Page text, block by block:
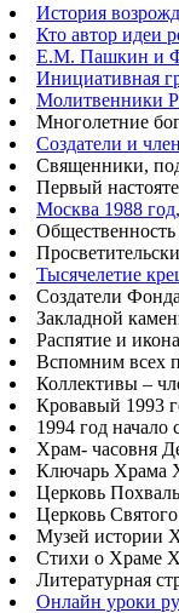
История
Кто автор идеи
Е.М. Пашкин и
Инициативная
Молитвенники
Многолетние
Создатели и
Священники,
Первый
Москва 1988
Тысячелетие
Создатели
Закладной
Распятие и
Вспомним всех
Коллективы –
Кровавый 1993
1994 год начало
Храм- часовня
Ключарь Храма
Церковь
Церковь
Музей истории
Стихи о Храме
Литературная
Онлайн уроки